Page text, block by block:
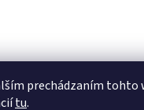
prechádzaním tohto
tu.